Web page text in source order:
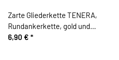
Zarte Gliederkette TENERA,
Rundankerkette, gold und
silber, Prym
6,90 € *